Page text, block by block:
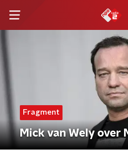
Fragment
Mick van Wely over